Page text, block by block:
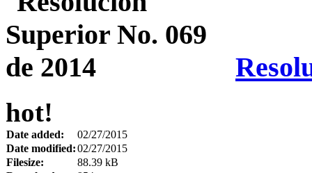
hot!
Date added:
02/27/2015
Date modified:02/27/2015
Filesize:
88.39 kB